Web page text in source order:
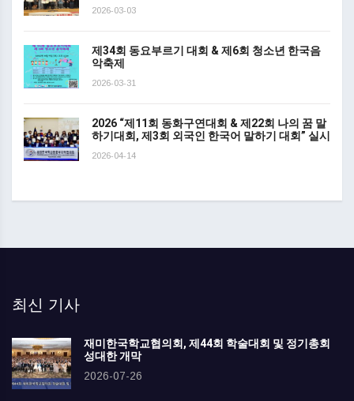
2026-03-03
제34회 동요부르기 대회 & 제6회 청소년 한국음
악축제
2026-03-31
2026 “제11회 동화구연대회 & 제22회 나의 꿈 말
하기대회, 제3회 외국인 한국어 말하기 대회” 실시
2026-04-14
최신 기사
재미한국학교협의회, 제44회 학술대회 및 정기총회
성대한 개막
2026-07-26